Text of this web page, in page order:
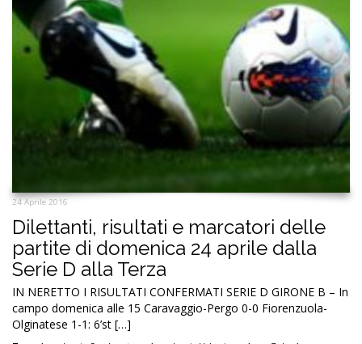
24 Aprile 2016
Dilettanti, risultati e marcatori delle
partite di domenica 24 aprile dalla
Serie D alla Terza
IN NERETTO I RISULTATI CONFERMATI SERIE D GIRONE B – In
campo domenica alle 15 Caravaggio-Pergo 0-0 Fiorenzuola-
Olginatese 1-1: 6’st […]